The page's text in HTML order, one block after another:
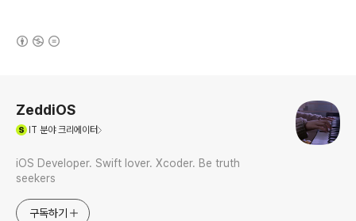
ZeddiOS
IT 분야 크리에이터
iOS Developer. Swift lover. Xcoder. Be truth
seekers
구독하기